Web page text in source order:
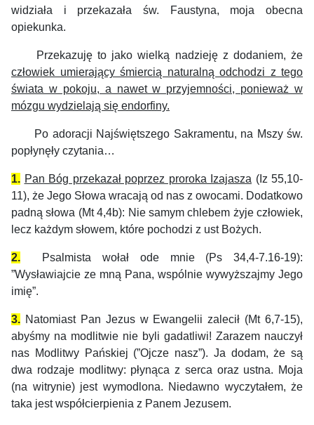
widziała i przekazała św. Faustyna, moja obecna
opiekunka.
Przekazuję to jako wielką nadzieję z dodaniem, że
człowiek umierający śmiercią naturalną odchodzi z tego
świata w pokoju, a nawet w przyjemności, ponieważ w
mózgu wydzielają się endorfiny.
Po adoracji Najświętszego Sakramentu, na Mszy św.
popłynęły czytania…
1. Pan Bóg przekazał poprzez proroka Izajasza (Iz 55,10-
11), że Jego Słowa wracają od nas z owocami. Dodatkowo
padną słowa (Mt 4,4b): Nie samym chlebem żyje człowiek,
lecz każdym słowem, które pochodzi z ust Bożych.
2. Psalmista wołał ode mnie (Ps 34,4-7.16-19):
”Wysławiajcie ze mną Pana, wspólnie wywyższajmy Jego
imię”.
3. Natomiast Pan Jezus w Ewangeliizalecił (Mt 6,7-15),
abyśmy na modlitwie nie byli gadatliwi! Zarazem nauczył
nas Modlitwy Pańskiej (”Ojcze nasz”). Ja dodam, że są
dwa rodzaje modlitwy: płynąca z serca oraz ustna. Moja
(na witrynie) jest wymodlona. Niedawno wyczytałem, że
taka jest współcierpienia z Panem Jezusem.